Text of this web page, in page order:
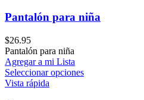
Pantalón para niña
$26.95
Pantalón para niña
Agregar a mi Lista
Seleccionar opciones
Vista rápida